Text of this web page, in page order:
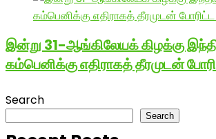
இன்று 31-ஆங்கிலேயக் கிழக்கு
கம்பெனிக்கு எதிராகத் தீரமுடன்
Search
Search